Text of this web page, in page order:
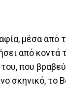
μέσα από
από κοντά
που
σκηνικό, το